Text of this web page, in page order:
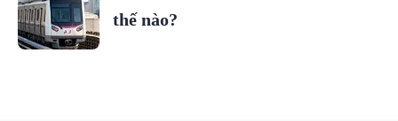
thế nào?